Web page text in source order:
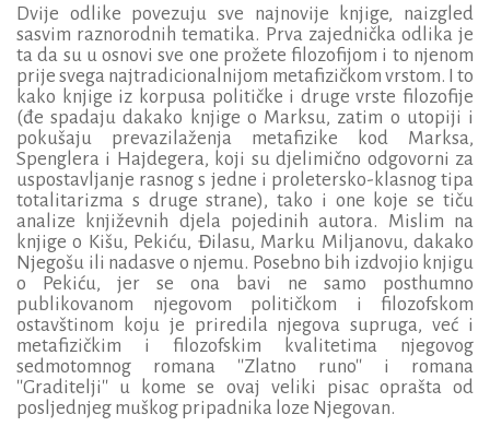
Dvije odlike povezuju sve najnovije knjige, naizgled
sasvim raznorodnih tematika. Prva zajednička odlika je
ta da su u osnovi sve one prožete filozofijom i to njenom
prije svega najtradicionalnijom metafizičkom vrstom. I to
kako knjige iz korpusa političke i druge vrste filozofije
(đe spadaju dakako knjige o Marksu, zatim o utopiji i
pokušaju prevazilaženja metafizike kod Marksa,
Spenglera i Hajdegera, koji su djelimično odgovorni za
uspostavljanje rasnog s jedne i proletersko-klasnog tipa
totalitarizma s druge strane), tako i one koje se tiču
analize književnih djela pojedinih autora. Mislim na
knjige o Kišu, Pekiću, Đilasu, Marku Miljanovu, dakako
Njegošu ili nadasve o njemu. Posebno bih izdvojio knjigu
o Pekiću, jer se ona bavi ne samo posthumno
publikovanom njegovom političkom i filozofskom
ostavštinom koju je priredila njegova supruga, već i
metafizičkim i filozofskim kvalitetima njegovog
sedmotomnog romana ''Zlatno runo'' i romana
''Graditelji'' u kome se ovaj veliki pisac oprašta od
posljednjeg muškog pripadnika loze Njegovan.